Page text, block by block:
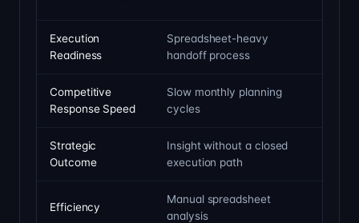
Execution
Readiness
Spreadsheet-heavy
handoff process
Competitive
Response Speed
Slow monthly planning
cycles
Strategic
Outcome
Insight without a closed
execution path
Efficiency
Manual spreadsheet
analysis